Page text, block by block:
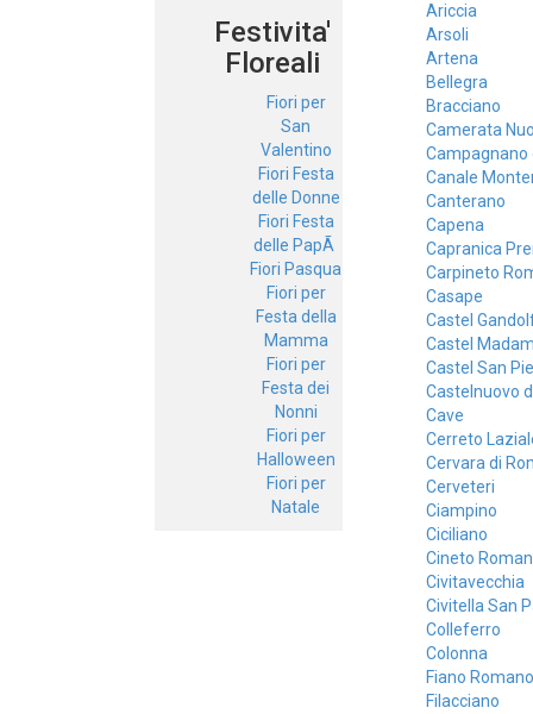
Festivita'
Floreali
Fiori per
San
Valentino
Fiori Festa
delle Donne
Fiori Festa
delle PapÃ
Fiori Pasqua
Fiori per
Festa della
Mamma
Fiori per
Festa dei
Nonni
Fiori per
Halloween
Fiori per
Natale
Ariccia
Arsoli
Artena
Bellegra
Bracciano
Camerata
Campagnano
Canale
Canterano
Capena
Capranica
Carpineto
Casape
Castel
Castel
Castel San
Castelnuovo
Cave
Cerreto
Cervara di
Cerveteri
Ciampino
Ciciliano
Cineto
Civitavecchia
Civitella San
Colleferro
Colonna
Fiano Romano
Filacciano